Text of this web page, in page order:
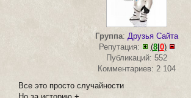
Группа: Друзья Сайта
Репутация:
(8| 0)
Публикаций: 552
Комментариев: 2 104
Все это просто случайности